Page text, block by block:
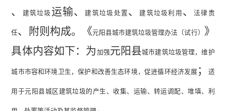
、 建筑垃圾 运输、建筑垃圾处置 、建筑垃圾利用 、法律责
任、附则构成。 《元阳县城市建筑垃圾管理办法（试行） 》
具体内容如下：为 加强元阳县城市建筑垃圾管理，维护
城市市容和环境卫生，保护和改善生态环境，促进循环经济发展 ； 适
用于元阳县城区建筑垃圾的产生、收集、运输、转运调配、堆填、利